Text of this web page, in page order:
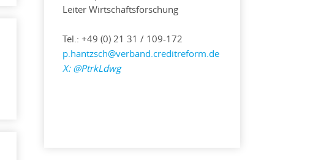
Leiter Wirtschaftsforschung
Tel.: +49 (0) 21 31 / 109-172
p.hantzsch@verband.creditreform.de
X: @PtrkLdwg